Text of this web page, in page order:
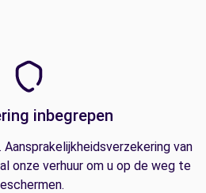
inbegrepen
van
onze verhuur om u op de weg te